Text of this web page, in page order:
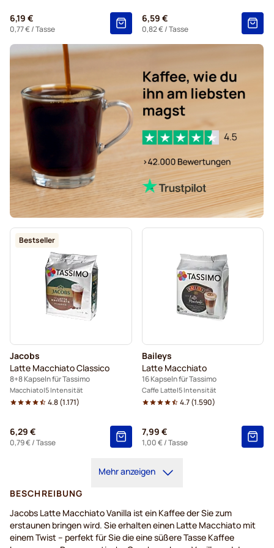
Kaffeekapseln von Gevalia für Tassimo
6,19 €
0,77 €/ Tasse
6,59 €
0,82 €/ Tasse
Bestseller
Jacobs
Latte Macchiato Classico
8+8 Kapseln für Tassimo
Macchiato 5 Intensität
4.8(1.171)
6,29 €
0,79 €/ Tasse
Baileys
Latte Macchiato
16 Kapseln für Tassimo
Caffe Latte 5 Intensität
4.7(1.590)
7,99 €
1,00 €/ Tasse
Mehr anzeigen
BESCHREIBUNG
Jacobs Latte Macchiato Vanilla ist ein Kaffee der Sie zum
erstaunen bringen wird. Sie erhalten einen Latte Macchiato mit
einem Twist – perfekt für Sie die eine süßere Tasse Kaffee